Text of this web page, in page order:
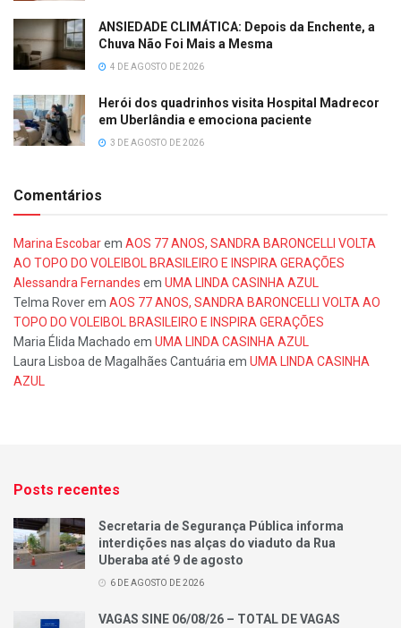
ANSIEDADE CLIMÁTICA: Depois da Enchente, a
Chuva Não Foi Mais a Mesma
4 DE AGOSTO DE 2026
Herói dos quadrinhos visita Hospital Madrecor
em Uberlândia e emociona paciente
3 DE AGOSTO DE 2026
Comentários
Marina Escobarem AOS 77 ANOS, SANDRA BARONCELLI VOLTA
AO TOPO DO VOLEIBOL BRASILEIRO E INSPIRA GERAÇÕES
Alessandra Fernandes em UMA LINDA CASINHA AZUL
Telma Roverem AOS 77 ANOS, SANDRA BARONCELLI VOLTA AO
TOPO DO VOLEIBOL BRASILEIRO E INSPIRA GERAÇÕES
Maria Élida Machado em UMA LINDA CASINHA AZUL
Laura Lisboa de Magalhães Cantuária em UMA LINDA CASINHA
AZUL
Posts recentes
Secretaria de Segurança Pública informa
interdições nas alças do viaduto da Rua
Uberaba até 9 de agosto
6 DE AGOSTO DE 2026
VAGAS SINE 06/08/26 – TOTAL DE VAGAS